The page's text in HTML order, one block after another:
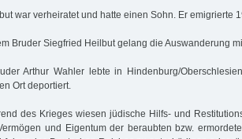
war verheiratet und hatte einen Sohn. Er emigrierte
Bruder Siegfried Heilbut gelang die Auswanderung
Arthur Wahler lebte in Hindenburg/
Ort deportiert.
des Krieges wiesen jüdische Hilfs- und
und Eigentum der beraubten bzw.